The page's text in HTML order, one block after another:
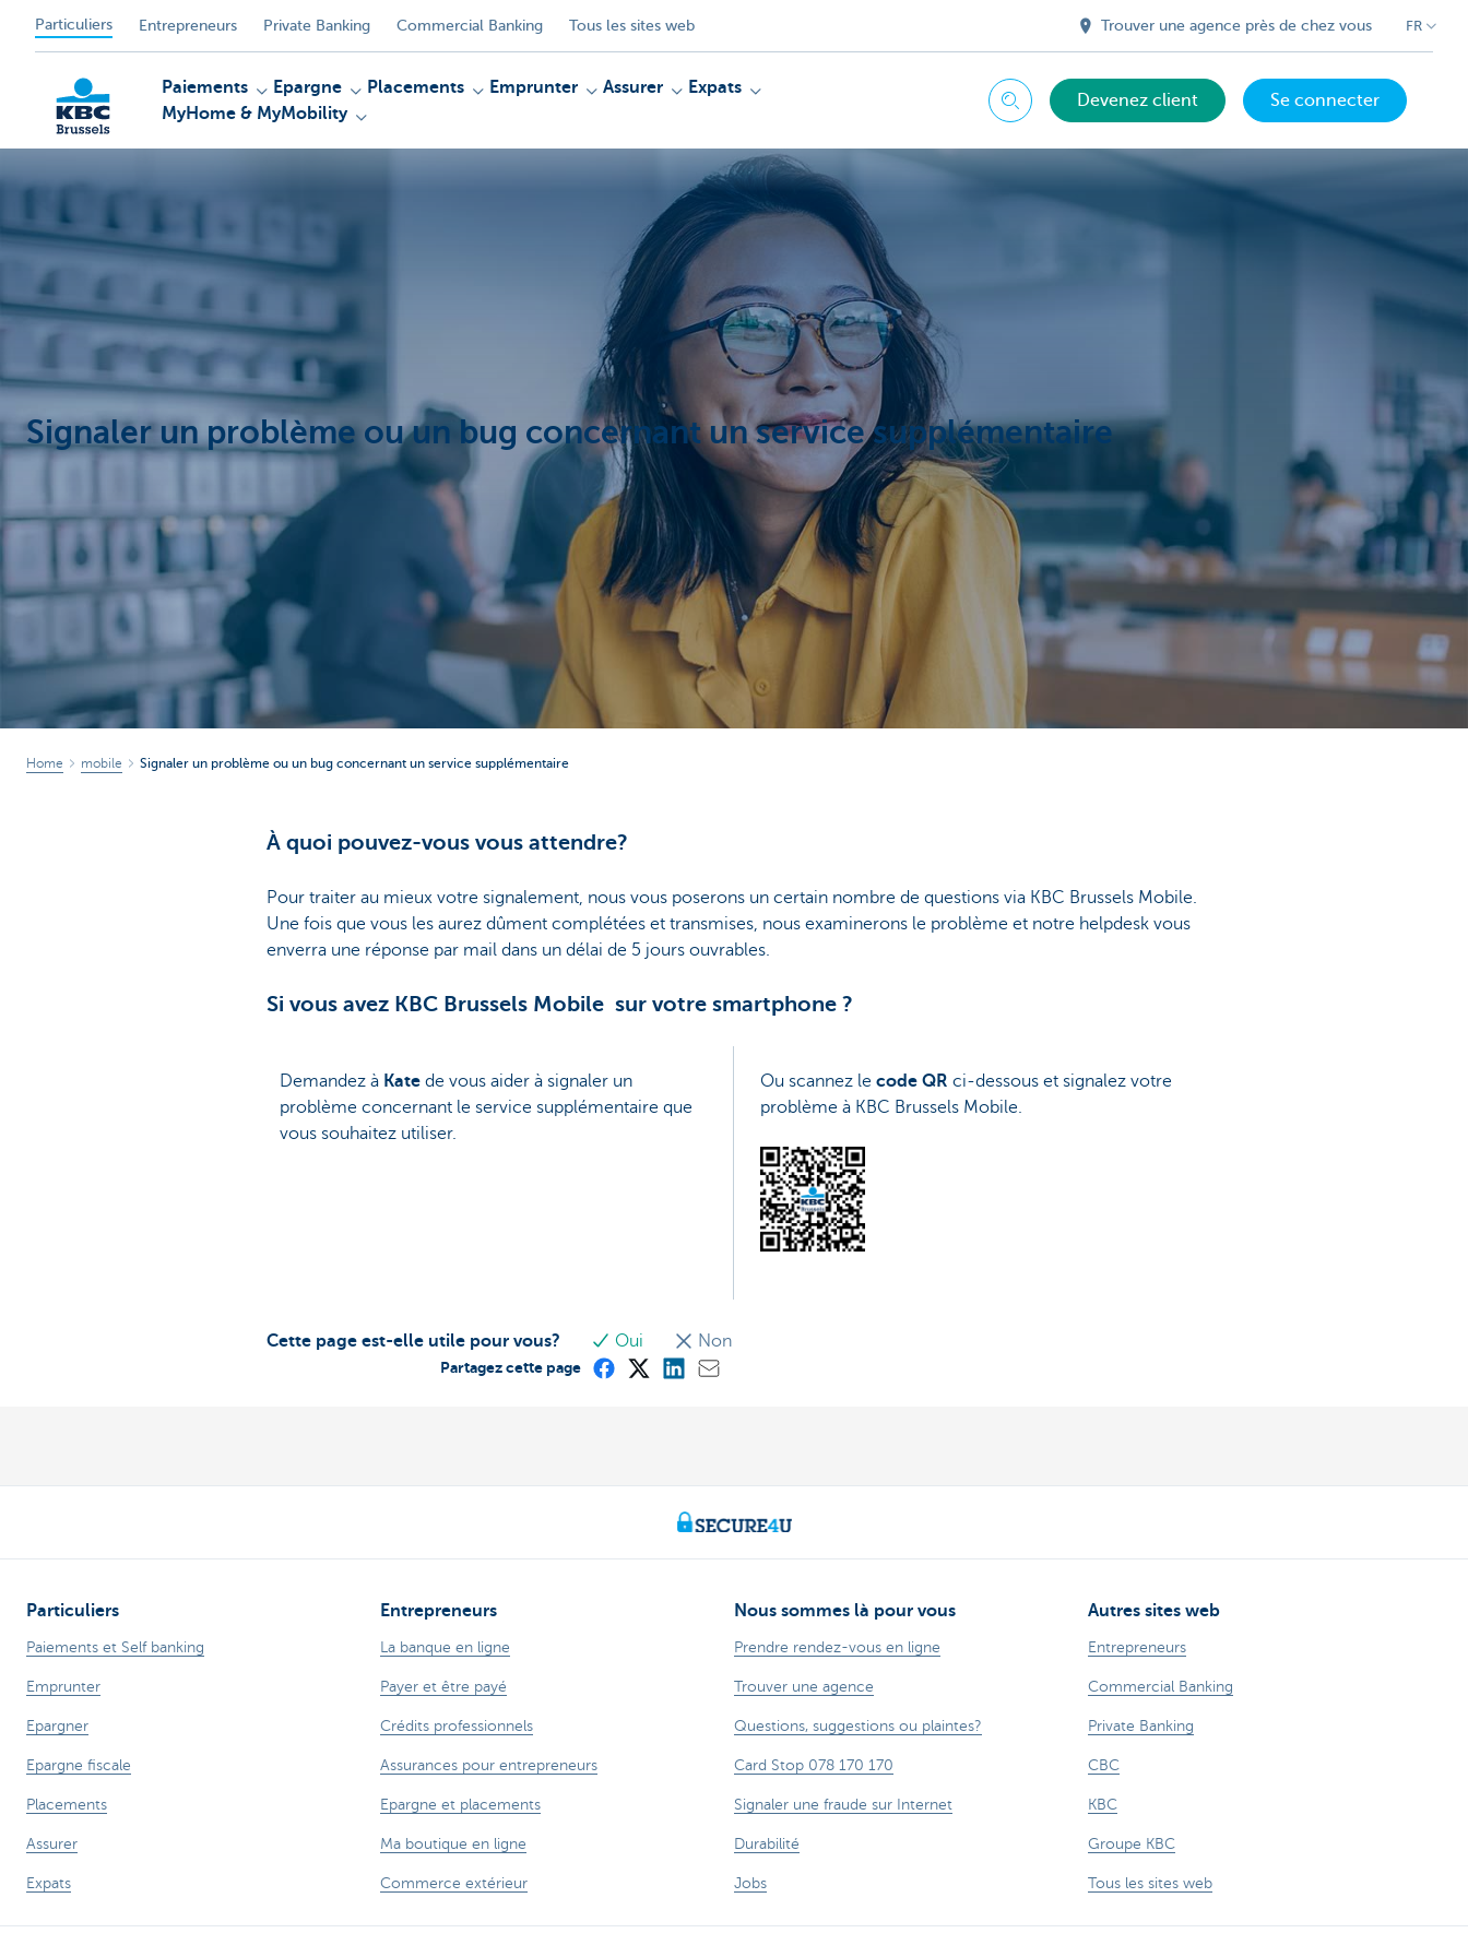
Particuliers Entrepreneurs Private Banking Commercial Banking Tous les sites web Trouver une agence près de chez vous FR
KBC
Paiements Epargne Placements Emprunter Assurer
Expats
MyHome & MyMobility
ChercherDevenez client Se connecter
Signaler un problème ou un bug concernant un service supplémentaire
Home mobile Signaler un problème ou un bug concernant un service supplémentaire
À quoi pouvez-vous vous attendre?
Pour traiter au mieux votre signalement, nous vous poserons un certain nombre de questions via KBC Brussels Mobile.
Une fois que vous les aurez dûment complétées et transmises, nous examinerons le problème et notre helpdesk vous
enverra une réponse par mail dans un délai de 5 jours ouvrables.
Si vous avez KBC Brussels Mobile sur votre smartphone ?
Demandez à Kate de vous aider à signaler un
problème concernant le service supplémentaire que
vous souhaitez utiliser.
Ou scannez le code QR ci-dessous et signalez votre
problème à KBC Brussels Mobile.
Cette page est-elle utile pour vous? Oui Non
Partagez cette page
Particuliers
Paiements et Self banking
Emprunter
Epargner
Epargne fiscale
Placements
Assurer
Expats
Entrepreneurs
La banque en ligne
Payer et être payé
Crédits professionnels
Assurances pour entrepreneurs
Epargne et placements
Ma boutique en ligne
Commerce extérieur
Nous sommes là pour vous
Prendre rendez-vous en ligne
Trouver une agence
Questions, suggestions ou plaintes?
Card Stop 078 170 170
Signaler une fraude sur Internet
Durabilité
Jobs
Autres sites web
Entrepreneurs
Commercial Banking
Private Banking
CBC
KBC
Groupe KBC
Tous les sites web